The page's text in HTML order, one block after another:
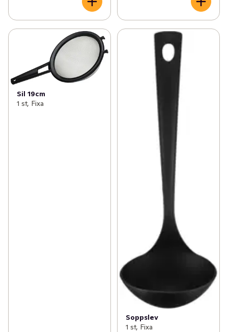
Sil 19cm
1 st, Fixa
Soppslev
1 st, Fixa